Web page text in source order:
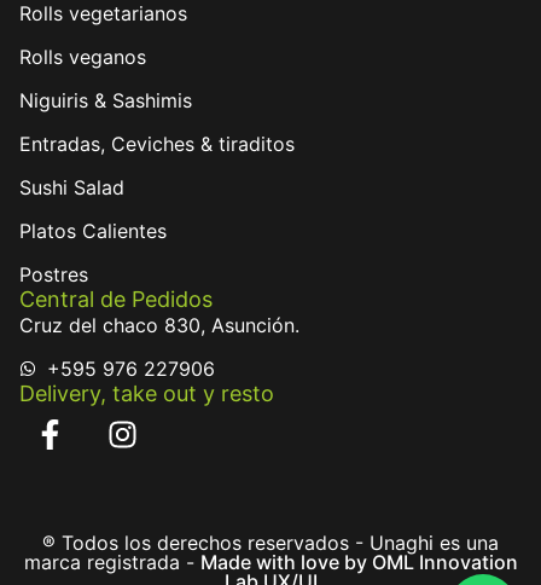
Rolls vegetarianos
Rolls veganos
Niguiris & Sashimis
Entradas, Ceviches & tiraditos
Sushi Salad
Platos Calientes
Postres
Central de Pedidos
Cruz del chaco 830, Asunción.
+595 976 227906
Delivery, take out y resto
® Todos los derechos reservados - Unaghi es una
marca registrada - Made with love by OML Innovation